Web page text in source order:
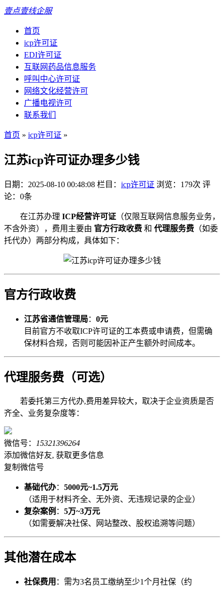
壹点壹线企服
首页
icp许可证
EDI许可证
互联网药品信息服务
呼叫中心许可证
网络文化经营许可
广播电视许可
联系我们
首页 » icp许可证 »
江苏icp许可证办理多少钱
日期：2025-08-10 00:48:08 栏目： icp许可证 浏览：179次 评
论：0条
在江苏办理 ICP经营许可证 （仅限互联网信息服务业务，
不含外资），费用主要由 官方行政收费 和 代理服务费 （如委
托代办）两部分构成，具体如下：
官方行政收费
江苏省通信管理局： 0元
目前官方不收取ICP许可证的工本费或申请费，但需确
保材料合规，否则可能因补正产生额外时间成本。
代理服务费（可选）
若委托第三方代办,费用差异较大，取决于企业资质是否
齐全、业务复杂度等：
微信号： 15321396264
添加微信好友, 获取更多信息
复制微信号
基础代办： 5000元~1.5万元
（适用于材料齐全、无外资、无违规记录的企业）
复杂案例 ： 5万~3万元
（如需要解决社保、网站整改、股权追溯等问题）
其他潜在成本
社保费用 ：需为3名员工缴纳至少1个月社保（约